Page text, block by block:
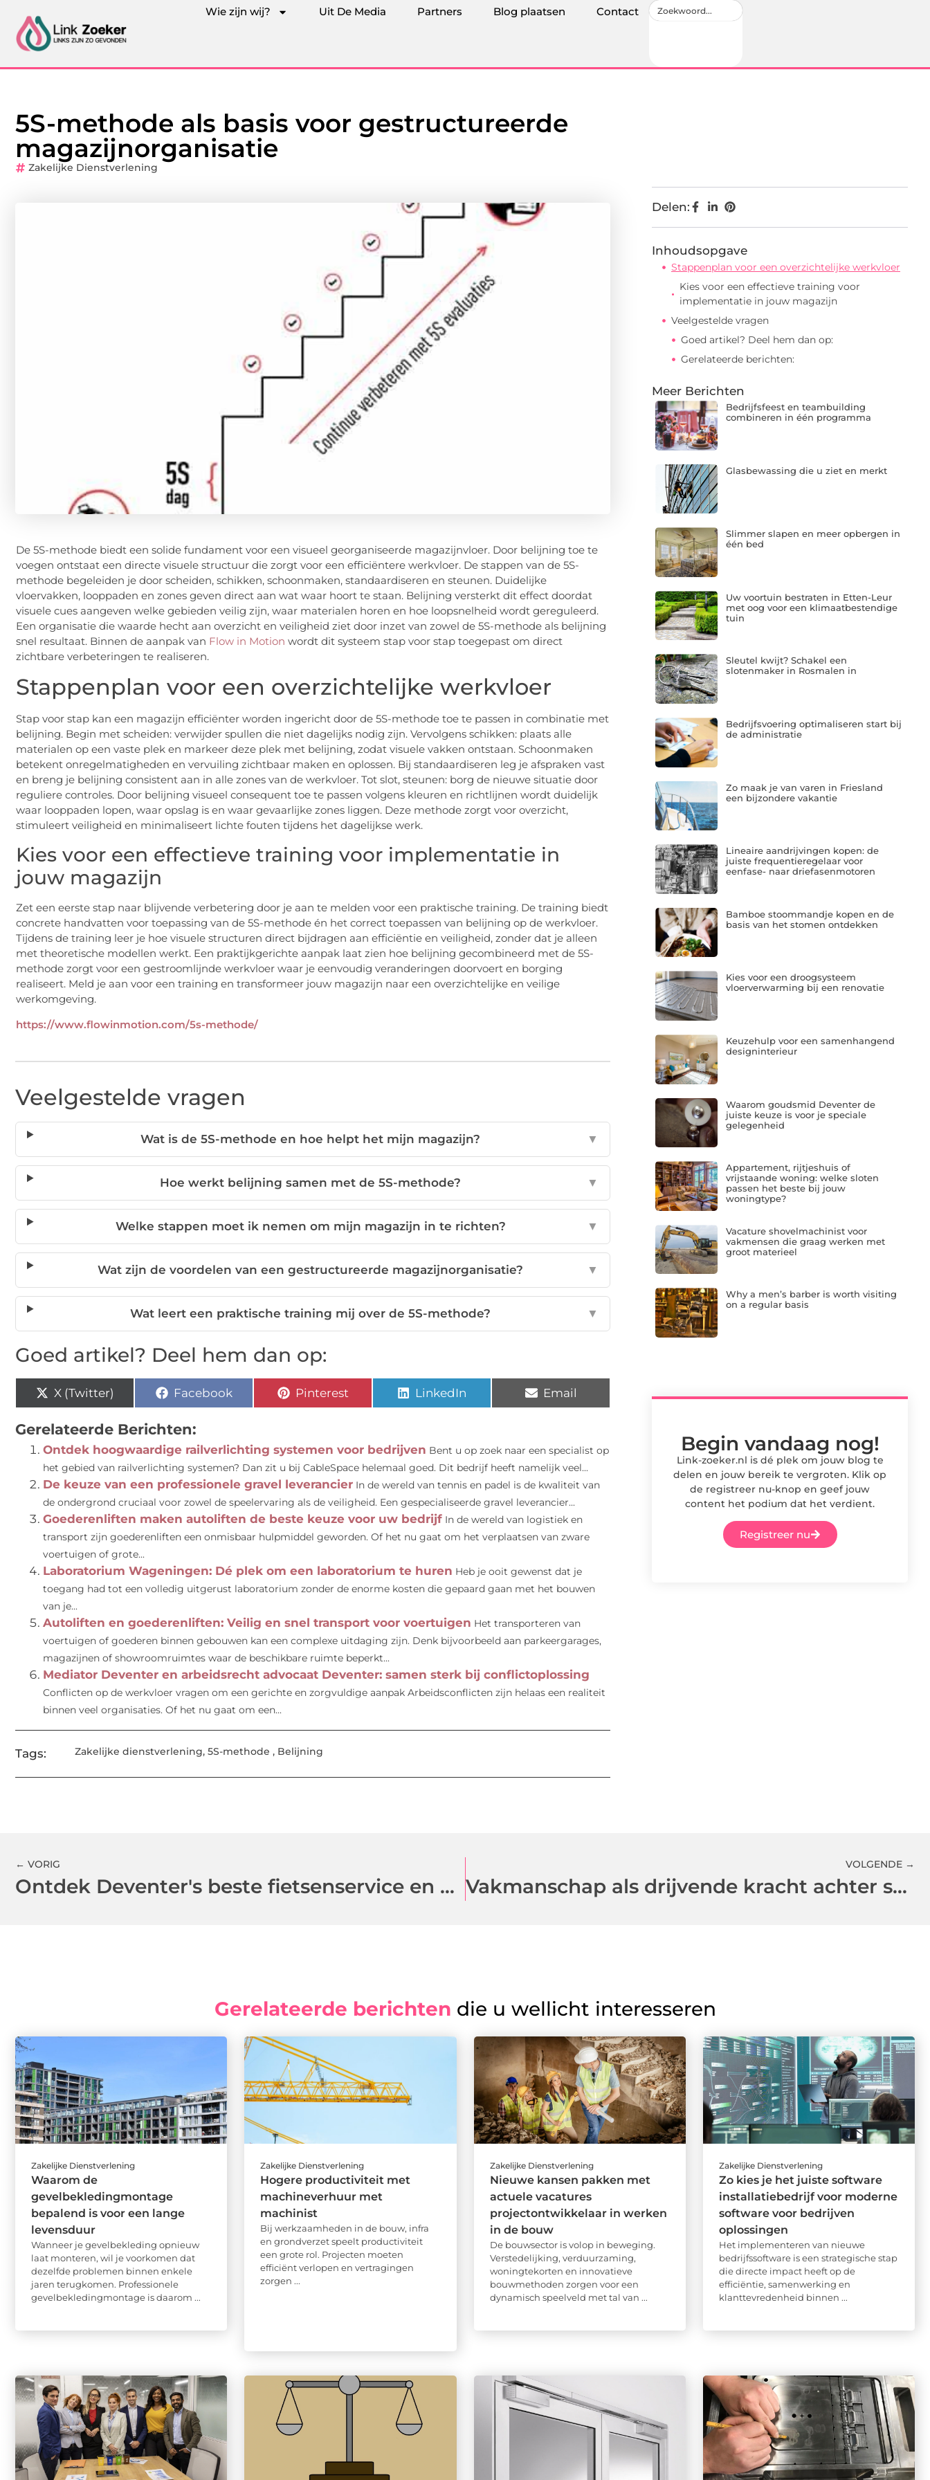
Wie zijn wij? Uit De Media Partners Blog plaatsen Contact
5S-methode als basis voor gestructureerde
magazijnorganisatie
Zakelijke Dienstverlening
De 5S-methode biedt een solide fundament voor een visueel georganiseerde magazijnvloer. Door belijning toe te
voegen ontstaat een directe visuele structuur die zorgt voor een efficiëntere werkvloer. De stappen van de 5S-
methode begeleiden je door scheiden, schikken, schoonmaken, standaardiseren en steunen. Duidelijke
vloervakken, looppaden en zones geven direct aan wat waar hoort te staan. Belijning versterkt dit effect doordat
visuele cues aangeven welke gebieden veilig zijn, waar materialen horen en hoe loopsnelheid wordt gereguleerd.
Een organisatie die waarde hecht aan overzicht en veiligheid ziet door inzet van zowel de 5S-methode als belijning
snel resultaat. Binnen de aanpak van Flow in Motion wordt dit systeem stap voor stap toegepast om direct
zichtbare verbeteringen te realiseren.
Stappenplan voor een overzichtelijke werkvloer
Stap voor stap kan een magazijn efficiënter worden ingericht door de 5S-methode toe te passen in combinatie met
belijning. Begin met scheiden: verwijder spullen die niet dagelijks nodig zijn. Vervolgens schikken: plaats alle
materialen op een vaste plek en markeer deze plek met belijning, zodat visuele vakken ontstaan. Schoonmaken
betekent onregelmatigheden en vervuiling zichtbaar maken en oplossen. Bij standaardiseren leg je afspraken vast
en breng je belijning consistent aan in alle zones van de werkvloer. Tot slot, steunen: borg de nieuwe situatie door
reguliere controles. Door belijning visueel consequent toe te passen volgens kleuren en richtlijnen wordt duidelijk
waar looppaden lopen, waar opslag is en waar gevaarlijke zones liggen. Deze methode zorgt voor overzicht,
stimuleert veiligheid en minimaliseert lichte fouten tijdens het dagelijkse werk.
Kies voor een effectieve training voor implementatie in
jouw magazijn
Zet een eerste stap naar blijvende verbetering door je aan te melden voor een praktische training. De training biedt
concrete handvatten voor toepassing van de 5S-methode én het correct toepassen van belijning op de werkvloer.
Tijdens de training leer je hoe visuele structuren direct bijdragen aan efficiëntie en veiligheid, zonder dat je alleen
met theoretische modellen werkt. Een praktijkgerichte aanpak laat zien hoe belijning gecombineerd met de 5S-
methode zorgt voor een gestroomlijnde werkvloer waar je eenvoudig veranderingen doorvoert en borging
realiseert. Meld je aan voor een training en transformeer jouw magazijn naar een overzichtelijke en veilige
werkomgeving.
https://www.flowinmotion.com/5s-methode/
Veelgestelde vragen
Wat is de 5S-methode en hoe helpt het mijn magazijn? ▼
Hoe werkt belijning samen met de 5S-methode? ▼
Welke stappen moet ik nemen om mijn magazijn in te richten? ▼
Wat zijn de voordelen van een gestructureerde magazijnorganisatie? ▼
Wat leert een praktische training mij over de 5S-methode? ▼
Goed artikel? Deel hem dan op:
X (Twitter) Facebook Pinterest LinkedIn Email
Gerelateerde Berichten:
Ontdek hoogwaardige railverlichting systemen voor bedrijven Bent u op zoek naar een specialist op
het gebied van railverlichting systemen? Dan zit u bij CableSpace helemaal goed. Dit bedrijf heeft namelijk veel...
De keuze van een professionele gravel leverancier In de wereld van tennis en padel is de kwaliteit van
de ondergrond cruciaal voor zowel de speelervaring als de veiligheid. Een gespecialiseerde gravel leverancier...
Goederenliften maken autoliften de beste keuze voor uw bedrijf In de wereld van logistiek en
transport zijn goederenliften een onmisbaar hulpmiddel geworden. Of het nu gaat om het verplaatsen van zware
voertuigen of grote...
Laboratorium Wageningen: Dé plek om een laboratorium te huren Heb je ooit gewenst dat je
toegang had tot een volledig uitgerust laboratorium zonder de enorme kosten die gepaard gaan met het bouwen
van je...
Autoliften en goederenliften: Veilig en snel transport voor voertuigen Het transporteren van
voertuigen of goederen binnen gebouwen kan een complexe uitdaging zijn. Denk bijvoorbeeld aan parkeergarages,
magazijnen of showroomruimtes waar de beschikbare ruimte beperkt...
Mediator Deventer en arbeidsrecht advocaat Deventer: samen sterk bij conflictoplossing
Conflicten op de werkvloer vragen om een gerichte en zorgvuldige aanpak Arbeidsconflicten zijn helaas een realiteit
binnen veel organisaties. Of het nu gaat om een...
Tags: Zakelijke dienstverlening, 5S-methode , Belijning
Delen:
Inhoudsopgave
Stappenplan voor een overzichtelijke werkvloer
Kies voor een effectieve training voor
implementatie in jouw magazijn
Veelgestelde vragen
Goed artikel? Deel hem dan op:
Gerelateerde berichten:
Meer Berichten
Bedrijfsfeest en teambuilding
combineren in één programma
Glasbewassing die u ziet en merkt
Slimmer slapen en meer opbergen in
één bed
Uw voortuin bestraten in Etten-Leur
met oog voor een klimaatbestendige
tuin
Sleutel kwijt? Schakel een
slotenmaker in Rosmalen in
Bedrijfsvoering optimaliseren start bij
de administratie
Zo maak je van varen in Friesland
een bijzondere vakantie
Lineaire aandrijvingen kopen: de
juiste frequentieregelaar voor
eenfase- naar driefasenmotoren
Bamboe stoommandje kopen en de
basis van het stomen ontdekken
Kies voor een droogsysteem
vloerverwarming bij een renovatie
Keuzehulp voor een samenhangend
designinterieur
Waarom goudsmid Deventer de
juiste keuze is voor je speciale
gelegenheid
Appartement, rijtjeshuis of
vrijstaande woning: welke sloten
passen het beste bij jouw
woningtype?
Vacature shovelmachinist voor
vakmensen die graag werken met
groot materieel
Why a men’s barber is worth visiting
on a regular basis
Begin vandaag nog!
Link-zoeker.nl is dé plek om jouw blog te
delen en jouw bereik te vergroten. Klik op
de registreer nu-knop en geef jouw
content het podium dat het verdient.
Registreer nu
← VORIG
Ontdek Deventer's beste fietsenservice en accessoires
VOLGENDE →
Vakmanschap als drijvende kracht achter succesvolle staalbouw
Gerelateerde berichten die u wellicht interesseren
Zakelijke Dienstverlening
Waarom de
gevelbekledingmontage
bepalend is voor een lange
levensduur
Wanneer je gevelbekleding opnieuw
laat monteren, wil je voorkomen dat
dezelfde problemen binnen enkele
jaren terugkomen. Professionele
gevelbekledingmontage is daarom ...
Zakelijke Dienstverlening
Hogere productiviteit met
machineverhuur met
machinist
Bij werkzaamheden in de bouw, infra
en grondverzet speelt productiviteit
een grote rol. Projecten moeten
efficiënt verlopen en vertragingen
zorgen ...
Zakelijke Dienstverlening
Nieuwe kansen pakken met
actuele vacatures
projectontwikkelaar in werken
in de bouw
De bouwsector is volop in beweging.
Verstedelijking, verduurzaming,
woningtekorten en innovatieve
bouwmethoden zorgen voor een
dynamisch speelveld met tal van ...
Zakelijke Dienstverlening
Zo kies je het juiste software
installatiebedrijf voor moderne
software voor bedrijven
oplossingen
Het implementeren van nieuwe
bedrijfssoftware is een strategische stap
die directe impact heeft op de
efficiëntie, samenwerking en
klanttevredenheid binnen ...